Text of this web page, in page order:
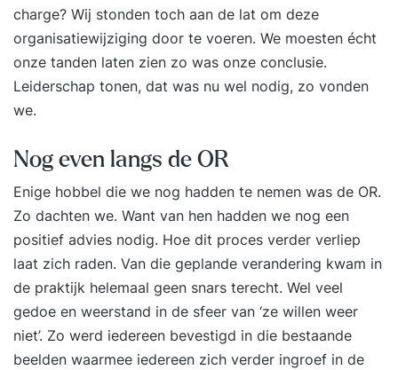
charge? Wij stonden toch aan de lat om deze
organisatiewijziging door te voeren. We moesten écht
onze tanden laten zien zo was onze conclusie.
Leiderschap tonen, dat was nu wel nodig, zo vonden
we.
Nog even langs de OR
Enige hobbel die we nog hadden te nemen was de OR.
Zo dachten we. Want van hen hadden we nog een
positief advies nodig. Hoe dit proces verder verliep
laat zich raden. Van die geplande verandering kwam in
de praktijk helemaal geen snars terecht. Wel veel
gedoe en weerstand in de sfeer van ‘ze willen weer
niet’. Zo werd iedereen bevestigd in die bestaande
beelden waarmee iedereen zich verder ingroef in de